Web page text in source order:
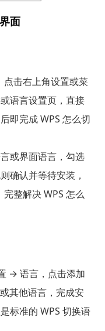
面
点击右上角设置或菜
语言设置页，直接
即完成 WPS 怎么切
或界面语言，勾选
确认并等待安装，
整解决 WPS 怎么
→ 语言，点击添加
其他语言，完成安
标准的 WPS 切换语